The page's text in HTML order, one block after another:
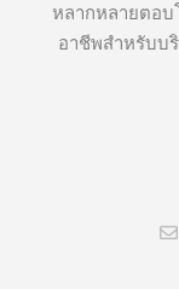
หลากหลายตอบ
อาชีพสำหรับบ